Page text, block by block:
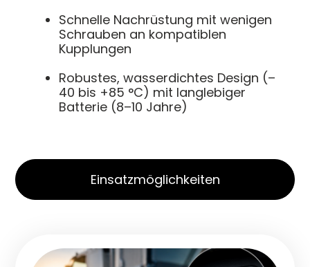
Schnelle Nachrüstung mit wenigen
Schrauben an kompatiblen
Kupplungen
Robustes, wasserdichtes Design (–
40 bis +85 °C) mit langlebiger
Batterie (8–10 Jahre)
Einsatzmöglichkeiten